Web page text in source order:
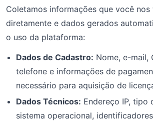
Coletamos informações que você nos
diretamente e dados gerados
o uso da plataforma:
Dados de Cadastro: Nome, e-mail,
telefone e informações de
necessário para aquisição de
Dados Técnicos: Endereço IP, tipo
sistema operacional,